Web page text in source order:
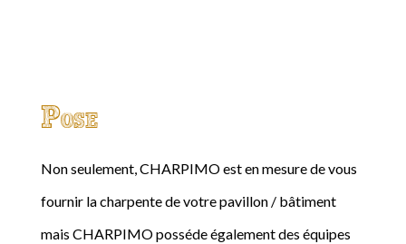
Pose
Non seulement, CHARPIMO est en mesure de vous
fournir la charpente de votre pavillon / bâtiment
mais CHARPIMO posséde également des équipes